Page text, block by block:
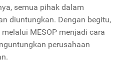
semua pihak dalam
diuntungkan. Dengan begitu,
MESOP menjadi cara
perusahaan